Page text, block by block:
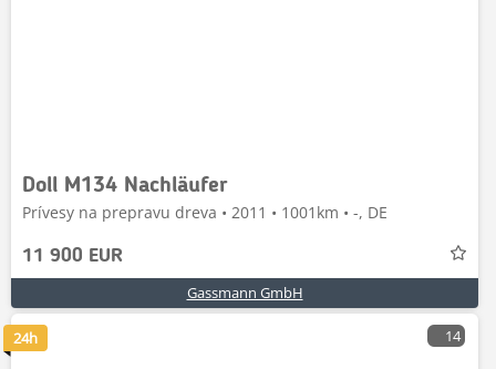
Doll M134 Nachläufer
Prívesy na prepravu dreva • 2011 • 1001km • -, DE
11 900 EUR
Gassmann GmbH
14
24h